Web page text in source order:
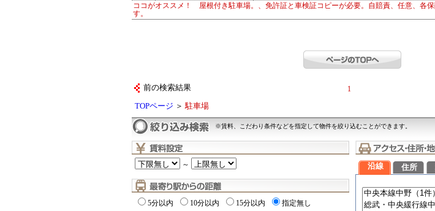
ココがオススメ！ 屋根付き駐車場。、免許証と車検証コピーが必要。自賠責、任意、各
す。
前の検索結果 1
TOPページ ＞駐車場
※賃料、こだわり条件などを指定して物件を絞り込むことができます。
～
5分以内 10分以内 15分以内 指定無し
沿線 住所